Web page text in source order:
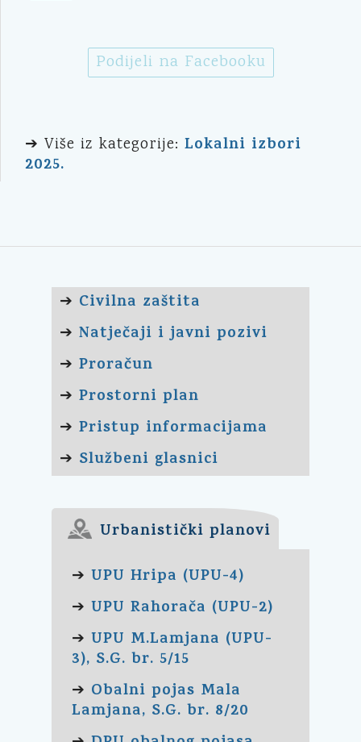
Podijeli na Facebooku
➔ Više iz kategorije: Lokalni izbori
2025.
➔ Civilna zaštita
➔ Natječaji i javni pozivi
➔ Proračun
➔ Prostorni plan
➔ Pristup informacijama
➔ Službeni glasnici
Urbanistički planovi
➔ UPU Hripa (UPU-4)
➔ UPU Rahorača (UPU-2)
➔ UPU M.Lamjana (UPU-
3), S.G. br. 5/15
➔ Obalni pojas Mala
Lamjana, S.G. br. 8/20